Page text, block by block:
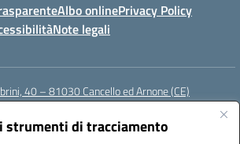
strumenti di tracciamento
Albo onlinePrivacy Policy
Note legali
40 – 81030 Cancello ed Arnone (CE)
(PEC):ceic818008@pec.istruzione.it